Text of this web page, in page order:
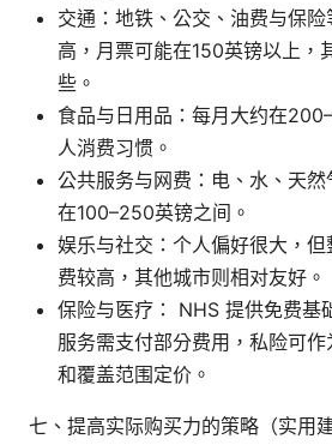
交通：地铁、公交、油费与保
高，月票可能在150英镑以上，
些。
食品与日用品：每月大约在
人消费习惯。
公共服务与网费：电、水、天
在100–250英镑之间。
娱乐与社交：个人偏好很大，
费较高，其他城市则相对友好。
保险与医疗： NHS 提供免费基
服务需支付部分费用，私险可
和覆盖范围定价。
七、提高实际购买力的策略（实用建